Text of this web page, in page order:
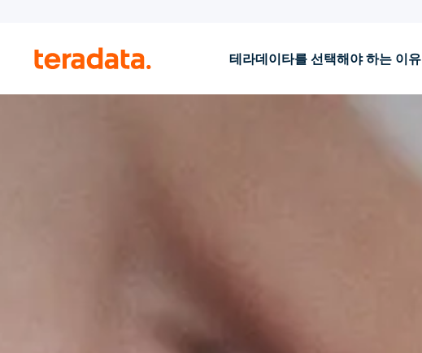
테라데이타를 선택해야 하는 이유